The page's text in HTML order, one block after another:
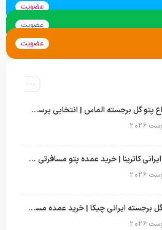
عضویت
عضویت
عضویت
مرکز فروش انواع پتو گل برجسته الماس | انتخابی پرسود برای عمده‌فروشان
پتو گل برجسته ایرانی کاترینا | خرید عمده پتو مسافرتی با قیمت تولیدی
قیمت پتوهای گل برجسته ایرانی چیکا | خرید عمده مستقیم با سود بالا